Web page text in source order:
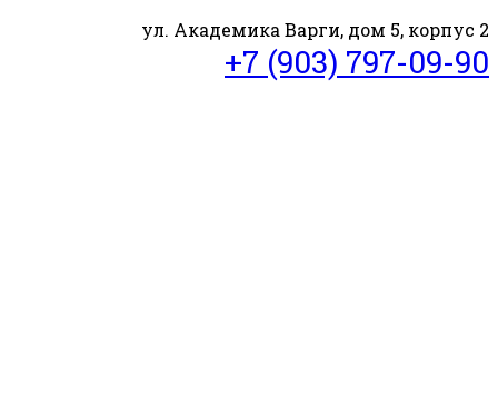
ул. Академика Варги, дом 5, корпус 2
+7 (903) 797-09-90